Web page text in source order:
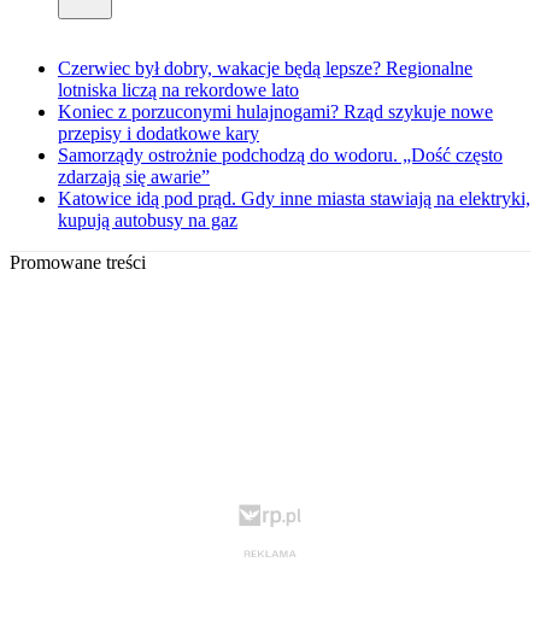
Czerwiec był dobry, wakacje będą lepsze? Regionalne
lotniska liczą na rekordowe lato
Koniec z porzuconymi hulajnogami? Rząd szykuje nowe
przepisy i dodatkowe kary
Samorządy ostrożnie podchodzą do wodoru. „Dość często
zdarzają się awarie”
Katowice idą pod prąd. Gdy inne miasta stawiają na elektryki,
kupują autobusy na gaz
Promowane treści